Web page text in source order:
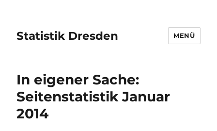
Statistik Dresden MENÜ
In eigener Sache:
Seitenstatistik Januar
2014